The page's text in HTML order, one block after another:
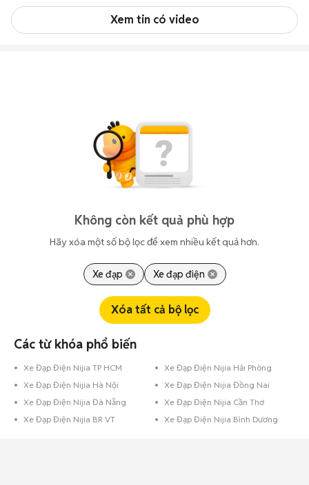
Xem tin có video
Không còn kết quả phù hợp
Hãy xóa một số bộ lọc để xem nhiều kết quả hơn.
Xe đạp Xe đạp điện
Xóa tất cả bộ lọc
Các từ khóa phổ biến
Xe Đạp Điện Nijia TP HCM
Xe Đạp Điện Nijia Hải Phòng
Xe Đạp Điện Nijia Hà Nội
Xe Đạp Điện Nijia Đồng Nai
Xe Đạp Điện Nijia Đà Nẵng
Xe Đạp Điện Nijia Cần Thơ
Xe Đạp Điện Nijia BR VT
Xe Đạp Điện Nijia Bình Dương